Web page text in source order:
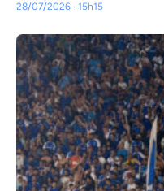
28/07/2026 · 15h15